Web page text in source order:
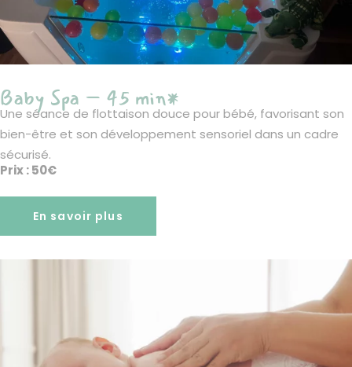
Baby Spa – 45 min*
Une séance de flottaison douce pour bébé, favorisant son
bien-être et son développement sensoriel dans un cadre
sécurisé.
Prix : 50€
En savoir plus